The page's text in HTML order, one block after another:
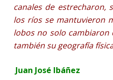
canales de estrecharon,
los ríos se mantuvieron
lobos no solo cambiaron
también su geografía
Juan José Ibáñez